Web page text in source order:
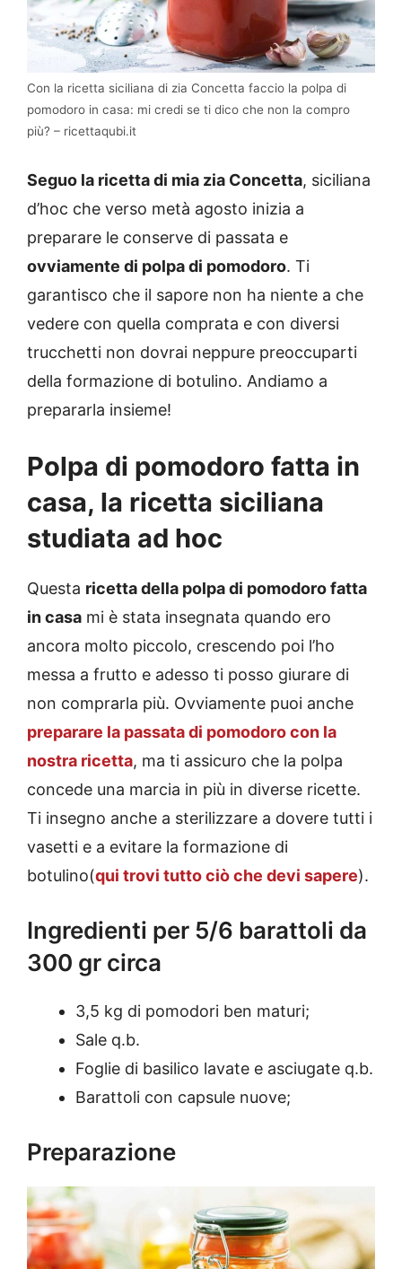
Con la ricetta siciliana di zia Concetta faccio la polpa di
pomodoro in casa: mi credi se ti dico che non la compro
più? – ricettaqubi.it
Seguo la ricetta di mia zia Concetta, siciliana
d’hoc che verso metà agosto inizia a
preparare le conserve di passata e
ovviamente di polpa di pomodoro. Ti
garantisco che il sapore non ha niente a che
vedere con quella comprata e con diversi
trucchetti non dovrai neppure preoccuparti
della formazione di botulino. Andiamo a
prepararla insieme!
Polpa di pomodoro fatta in
casa, la ricetta siciliana
studiata ad hoc
Questa ricetta della polpa di pomodoro fatta
in casa mi è stata insegnata quando ero
ancora molto piccolo, crescendo poi l’ho
messa a frutto e adesso ti posso giurare di
non comprarla più. Ovviamente puoi anche
preparare la passata di pomodoro con la
nostra ricetta, ma ti assicuro che la polpa
concede una marcia in più in diverse ricette.
Ti insegno anche a sterilizzare a dovere tutti i
vasetti e a evitare la formazione di
botulino(qui trovi tutto ciò che devi sapere).
Ingredienti per 5/6 barattoli da
300 gr circa
3,5 kg di pomodori ben maturi;
Sale q.b.
Foglie di basilico lavate e asciugate q.b.
Barattoli con capsule nuove;
Preparazione